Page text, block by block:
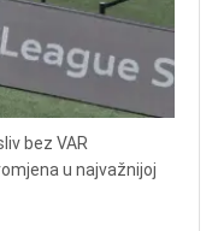
bez VAR
u najvažnijoj